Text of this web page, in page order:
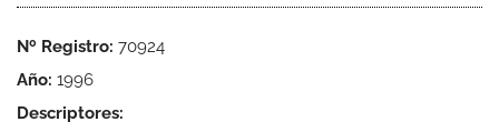
Nº Registro: 70924
Año: 1996
Descriptores: